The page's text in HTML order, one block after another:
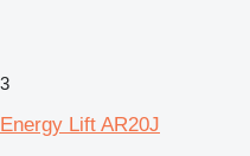
3
Energy Lift AR20J